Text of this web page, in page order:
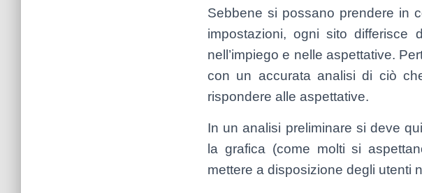
Sebbene si possano prendere in
impostazioni, ogni sito
nell’impiego e nelle aspettative.
con un accurata analisi di ciò
rispondere alle aspettative.
In un analisi preliminare si deve
la grafica (come molti si
mettere a disposizione degli utenti